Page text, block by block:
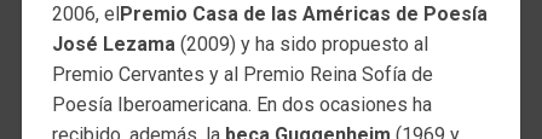
2006, elPremio Casa de las Américas de Poesía
José Lezama (2009) y ha sido propuesto al
Premio Cervantes y al Premio Reina Sofía de
Poesía Iberoamericana. En dos ocasiones ha
recibido, además, la beca Guggenheim (1969 y